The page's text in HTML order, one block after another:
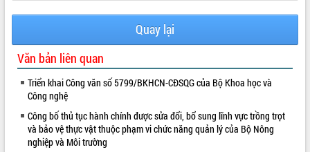
Quay lại
Văn bản liên quan
Triển khai Công văn số 5799/BKHCN-CĐSQG của Bộ Khoa học và
Công nghệ
Công bố thủ tục hành chính được sửa đổi, bổ sung lĩnh vực trồng trọt
và bảo vệ thực vật thuộc phạm vi chức năng quản lý của Bộ Nông
nghiệp và Môi trường